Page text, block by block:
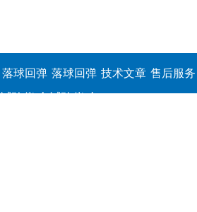
落球回弹
试验仪,介
落球回弹
试验仪,介
技术文章 售后服务